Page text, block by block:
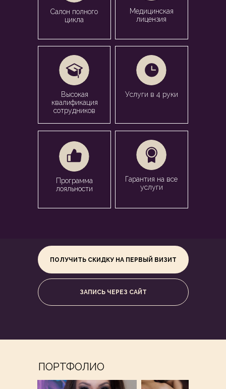
Медицинская
лицензия
Высокая
квалификация
сотрудников
Услуги в 4 руки
Гарантия на все
услуги
Салон полного
цикла
Программа
лояльности
ПОЛУЧИТЬ СКИДКУ НА ПЕРВЫЙ ВИЗИТ
ЗАПИСЬ ЧЕРЕЗ САЙТ
ПОРТФОЛИО